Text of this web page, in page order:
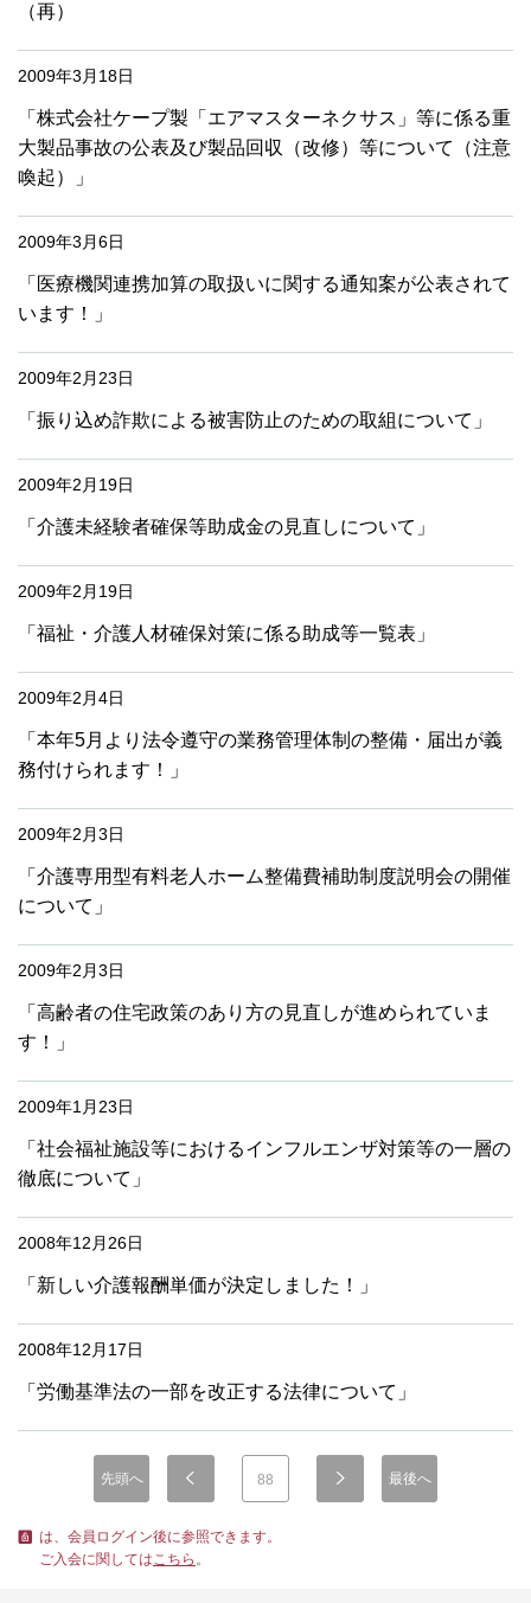
（再）
2009年3月18日
「株式会社ケープ製「エアマスターネクサス」等に係る重
大製品事故の公表及び製品回収（改修）等について（注意
喚起）」
2009年3月6日
「医療機関連携加算の取扱いに関する通知案が公表されて
います！」
2009年2月23日
「振り込め詐欺による被害防止のための取組について」
2009年2月19日
「介護未経験者確保等助成金の見直しについて」
2009年2月19日
「福祉・介護人材確保対策に係る助成等一覧表」
2009年2月4日
「本年5月より法令遵守の業務管理体制の整備・届出が義
務付けられます！」
2009年2月3日
「介護専用型有料老人ホーム整備費補助制度説明会の開催
について」
2009年2月3日
「高齢者の住宅政策のあり方の見直しが進められていま
す！」
2009年1月23日
「社会福祉施設等におけるインフルエンザ対策等の一層の
徹底について」
2008年12月26日
「新しい介護報酬単価が決定しました！」
2008年12月17日
「労働基準法の一部を改正する法律について」
先頭へ 88 最後へ
は、会員ログイン後に参照できます。
ご入会に関してはこちら 。